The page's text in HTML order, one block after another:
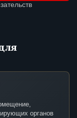
органов